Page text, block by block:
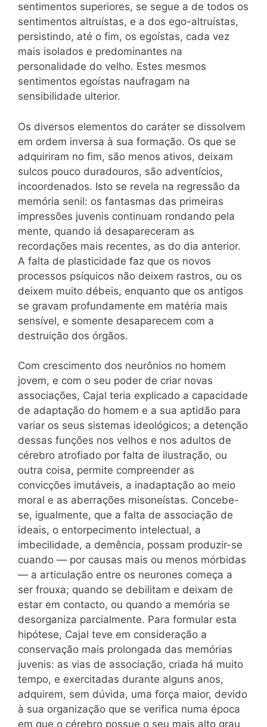
sentimentos superiores, se segue a de todos os
sentimentos altruístas, e a dos ego-altruístas,
persistindo, até o fim, os egoístas, cada vez
mais isolados e predominantes na
personalidade do velho. Estes mesmos
sentimentos egoístas naufragam na
sensibilidade ulterior.
Os diversos elementos do caráter se dissolvem
em ordem inversa à sua formação. Os que se
adquiriram no fim, são menos ativos, deixam
sulcos pouco duradouros, são adventícios,
incoordenados. Isto se revela na regressão da
memória senil: os fantasmas das primeiras
impressões juvenis continuam rondando pela
mente, quando iá desapareceram as
recordações mais recentes, as do dia anterior.
A falta de plasticidade faz que os novos
processos psíquicos não deixem rastros, ou os
deixem muito débeis, enquanto que os antigos
se gravam profundamente em matéria mais
sensível, e somente desaparecem com a
destruição dos órgãos.
Com crescimento dos neurônios no homem
jovem, e com o seu poder de criar novas
associações, Cajal teria explicado a capacidade
de adaptação do homem e a sua aptidão para
variar os seus sistemas ideológicos; a detenção
dessas funções nos velhos e nos adultos de
cérebro atrofiado por falta de ilustração, ou
outra coisa, permite compreender as
convicções imutáveis, a inadaptação ao meio
moral e as aberrações misoneístas. Concebe-
se, igualmente, que a falta de associação de
ideais, o entorpecimento intelectual, a
imbecilidade, a demência, possam produzir-se
cuando — por causas mais ou menos mórbidas
— a articulação entre os neurones começa a
ser frouxa; quando se debilitam e deixam de
estar em contacto, ou quando a memória se
desorganiza parcialmente. Para formular esta
hipótese, Cajal teve em consideração a
conservação mais prolongada das memórias
juvenis: as vias de associação, criada há muito
tempo, e exercitadas durante alguns anos,
adquirem, sem dúvida, uma força maior, devido
à sua organização que se verifica numa época
em que o cérebro possue o seu mais alto grau